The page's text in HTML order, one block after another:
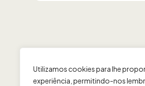
Utilizamos cookies para lhe
experiência, permitindo-nos